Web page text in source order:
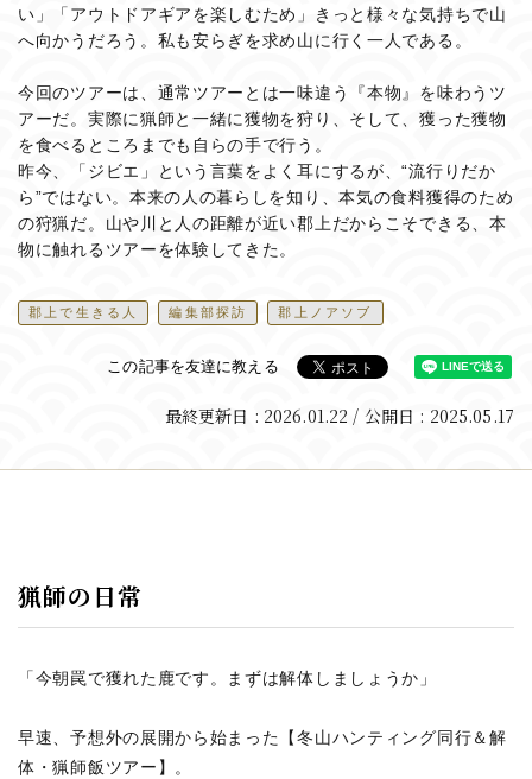
い」「アウトドアギアを楽しむため」きっと様々な気持ちで山
へ向かうだろう。私も安らぎを求め山に行く一人である。
今回のツアーは、通常ツアーとは一味違う『本物』を味わうツ
アーだ。実際に猟師と一緒に獲物を狩り、そして、獲った獲物
を食べるところまでも自らの手で行う。
昨今、「ジビエ」という言葉をよく耳にするが、“流行りだか
ら”ではない。本来の人の暮らしを知り、本気の食料獲得のため
の狩猟だ。山や川と人の距離が近い郡上だからこそできる、本
物に触れるツアーを体験してきた。
郡上で生きる人 編集部探訪 郡上ノアソブ
この記事を友達に教える
最終更新日 : 2026.01.22 / 公開日 : 2025.05.17
猟師の日常
「今朝罠で獲れた鹿です。まずは解体しましょうか」
早速、予想外の展開から始まった【冬山ハンティング同行＆解
体・猟師飯ツアー】。